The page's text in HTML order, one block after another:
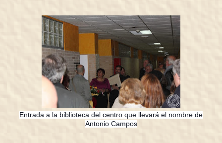
Entrada a la biblioteca del centro que llevará el nombre de
Antonio Campos